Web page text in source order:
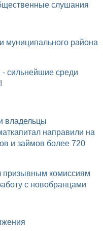
слушания
направили на
и займов более 720
с новобранцами